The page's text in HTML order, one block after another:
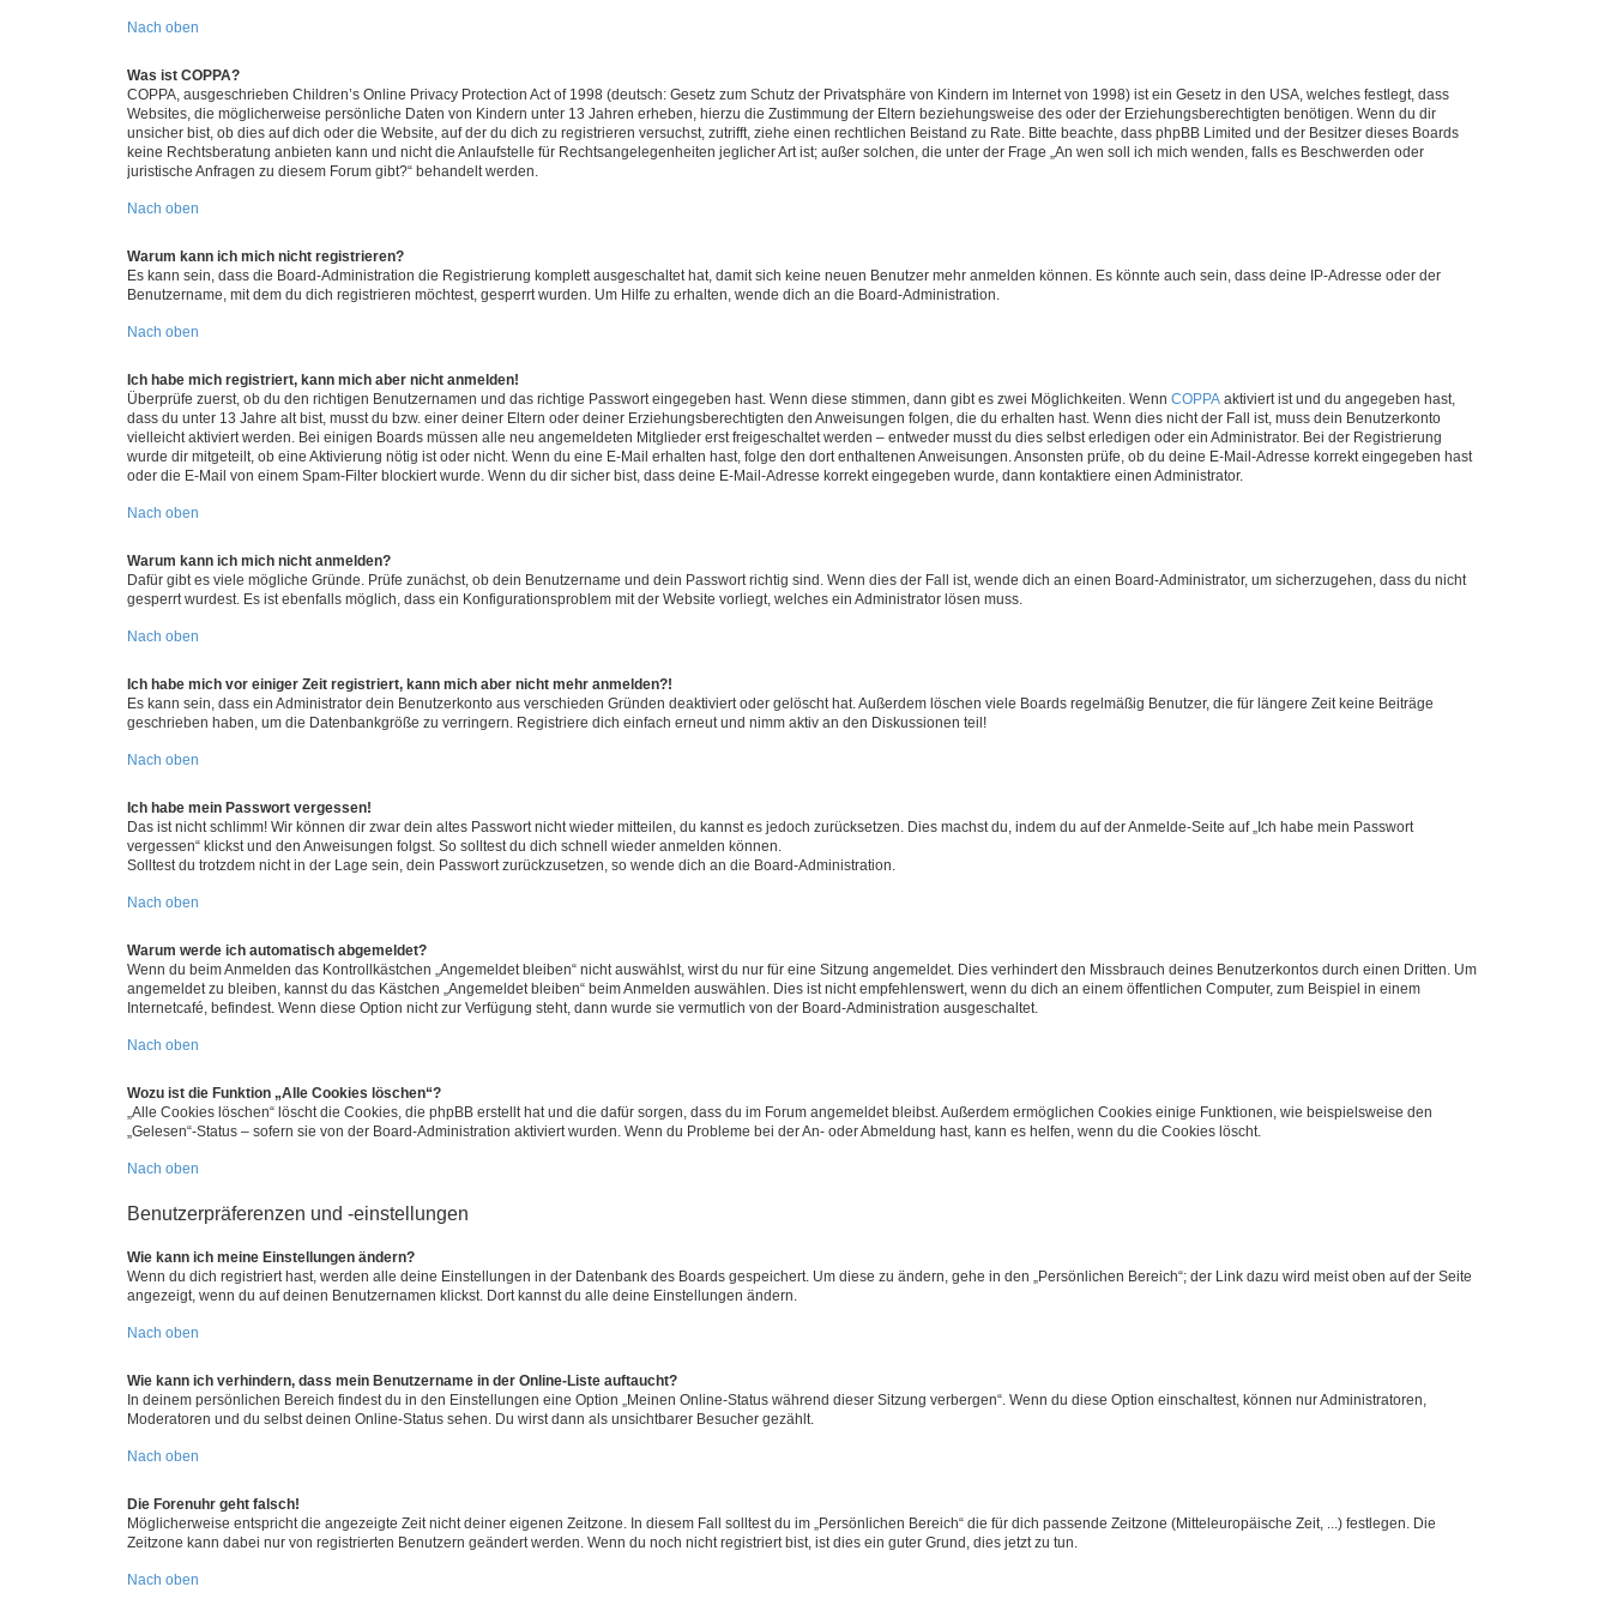
Nach oben
Was ist COPPA?
COPPA, ausgeschrieben Children’s Online Privacy Protection Act of 1998 (deutsch: Gesetz zum Schutz der Privatsphäre von Kindern im Internet von 1998) ist ein Gesetz in den USA, welches festlegt, dass
Websites, die möglicherweise persönliche Daten von Kindern unter 13 Jahren erheben, hierzu die Zustimmung der Eltern beziehungsweise des oder der Erziehungsberechtigten benötigen. Wenn du dir
unsicher bist, ob dies auf dich oder die Website, auf der du dich zu registrieren versuchst, zutrifft, ziehe einen rechtlichen Beistand zu Rate. Bitte beachte, dass phpBB Limited und der Besitzer dieses Boards
keine Rechtsberatung anbieten kann und nicht die Anlaufstelle für Rechtsangelegenheiten jeglicher Art ist; außer solchen, die unter der Frage „An wen soll ich mich wenden, falls es Beschwerden oder
juristische Anfragen zu diesem Forum gibt?“ behandelt werden.
Nach oben
Warum kann ich mich nicht registrieren?
Es kann sein, dass die Board-Administration die Registrierung komplett ausgeschaltet hat, damit sich keine neuen Benutzer mehr anmelden können. Es könnte auch sein, dass deine IP-Adresse oder der
Benutzername, mit dem du dich registrieren möchtest, gesperrt wurden. Um Hilfe zu erhalten, wende dich an die Board-Administration.
Nach oben
Ich habe mich registriert, kann mich aber nicht anmelden!
Überprüfe zuerst, ob du den richtigen Benutzernamen und das richtige Passwort eingegeben hast. Wenn diese stimmen, dann gibt es zwei Möglichkeiten. Wenn COPPA aktiviert ist und du angegeben hast,
dass du unter 13 Jahre alt bist, musst du bzw. einer deiner Eltern oder deiner Erziehungsberechtigten den Anweisungen folgen, die du erhalten hast. Wenn dies nicht der Fall ist, muss dein Benutzerkonto
vielleicht aktiviert werden. Bei einigen Boards müssen alle neu angemeldeten Mitglieder erst freigeschaltet werden – entweder musst du dies selbst erledigen oder ein Administrator. Bei der Registrierung
wurde dir mitgeteilt, ob eine Aktivierung nötig ist oder nicht. Wenn du eine E-Mail erhalten hast, folge den dort enthaltenen Anweisungen. Ansonsten prüfe, ob du deine E-Mail-Adresse korrekt eingegeben hast
oder die E-Mail von einem Spam-Filter blockiert wurde. Wenn du dir sicher bist, dass deine E-Mail-Adresse korrekt eingegeben wurde, dann kontaktiere einen Administrator.
Nach oben
Warum kann ich mich nicht anmelden?
Dafür gibt es viele mögliche Gründe. Prüfe zunächst, ob dein Benutzername und dein Passwort richtig sind. Wenn dies der Fall ist, wende dich an einen Board-Administrator, um sicherzugehen, dass du nicht
gesperrt wurdest. Es ist ebenfalls möglich, dass ein Konfigurationsproblem mit der Website vorliegt, welches ein Administrator lösen muss.
Nach oben
Ich habe mich vor einiger Zeit registriert, kann mich aber nicht mehr anmelden?!
Es kann sein, dass ein Administrator dein Benutzerkonto aus verschieden Gründen deaktiviert oder gelöscht hat. Außerdem löschen viele Boards regelmäßig Benutzer, die für längere Zeit keine Beiträge
geschrieben haben, um die Datenbankgröße zu verringern. Registriere dich einfach erneut und nimm aktiv an den Diskussionen teil!
Nach oben
Ich habe mein Passwort vergessen!
Das ist nicht schlimm! Wir können dir zwar dein altes Passwort nicht wieder mitteilen, du kannst es jedoch zurücksetzen. Dies machst du, indem du auf der Anmelde-Seite auf „Ich habe mein Passwort
vergessen“ klickst und den Anweisungen folgst. So solltest du dich schnell wieder anmelden können.
Solltest du trotzdem nicht in der Lage sein, dein Passwort zurückzusetzen, so wende dich an die Board-Administration.
Nach oben
Warum werde ich automatisch abgemeldet?
Wenn du beim Anmelden das Kontrollkästchen „Angemeldet bleiben“ nicht auswählst, wirst du nur für eine Sitzung angemeldet. Dies verhindert den Missbrauch deines Benutzerkontos durch einen Dritten. Um
angemeldet zu bleiben, kannst du das Kästchen „Angemeldet bleiben“ beim Anmelden auswählen. Dies ist nicht empfehlenswert, wenn du dich an einem öffentlichen Computer, zum Beispiel in einem
Internetcafé, befindest. Wenn diese Option nicht zur Verfügung steht, dann wurde sie vermutlich von der Board-Administration ausgeschaltet.
Nach oben
Wozu ist die Funktion „Alle Cookies löschen“?
„Alle Cookies löschen“ löscht die Cookies, die phpBB erstellt hat und die dafür sorgen, dass du im Forum angemeldet bleibst. Außerdem ermöglichen Cookies einige Funktionen, wie beispielsweise den
„Gelesen“-Status – sofern sie von der Board-Administration aktiviert wurden. Wenn du Probleme bei der An- oder Abmeldung hast, kann es helfen, wenn du die Cookies löscht.
Nach oben
Benutzerpräferenzen und -einstellungen
Wie kann ich meine Einstellungen ändern?
Wenn du dich registriert hast, werden alle deine Einstellungen in der Datenbank des Boards gespeichert. Um diese zu ändern, gehe in den „Persönlichen Bereich“; der Link dazu wird meist oben auf der Seite
angezeigt, wenn du auf deinen Benutzernamen klickst. Dort kannst du alle deine Einstellungen ändern.
Nach oben
Wie kann ich verhindern, dass mein Benutzername in der Online-Liste auftaucht?
In deinem persönlichen Bereich findest du in den Einstellungen eine Option „Meinen Online-Status während dieser Sitzung verbergen“. Wenn du diese Option einschaltest, können nur Administratoren,
Moderatoren und du selbst deinen Online-Status sehen. Du wirst dann als unsichtbarer Besucher gezählt.
Nach oben
Die Forenuhr geht falsch!
Möglicherweise entspricht die angezeigte Zeit nicht deiner eigenen Zeitzone. In diesem Fall solltest du im „Persönlichen Bereich“ die für dich passende Zeitzone (Mitteleuropäische Zeit, ...) festlegen. Die
Zeitzone kann dabei nur von registrierten Benutzern geändert werden. Wenn du noch nicht registriert bist, ist dies ein guter Grund, dies jetzt zu tun.
Nach oben